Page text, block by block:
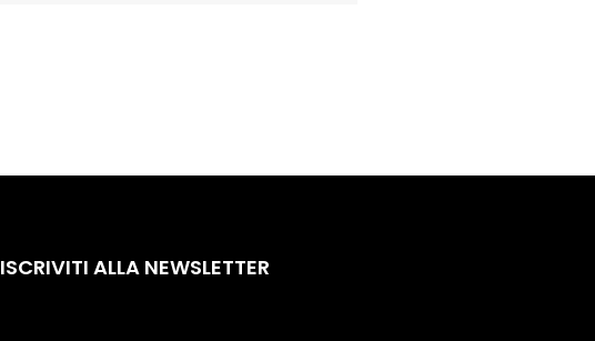
ISCRIVITI ALLA NEWSLETTER